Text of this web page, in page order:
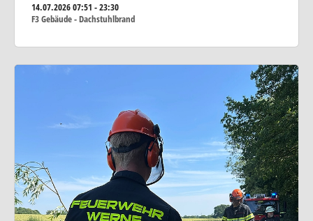
14.07.202607:51 - 23:30
F3 Gebäude - Dachstuhlbrand